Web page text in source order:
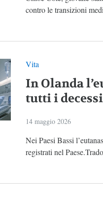
contro le transizioni
Vita
In Olanda
tutti i decessi
14 maggio 2026
Nei Paesi Bassi
registrati nel